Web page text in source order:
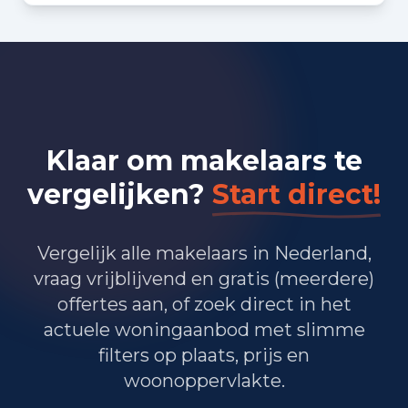
Bedrijvigheid in Vleuten (2025)
Zakelijke dienstverlening 1.240
Overheid, onderwijs en zorg 809
Landbouw, bosbouw en visserij 15
Vervoer, informatie en communicatie 421
Financiele diensten en onroerendgoed 162
Cultuur, recreatie en overige diensten
Klaar om makelaars te
vergelijken? Start direct!
Vergelijk alle makelaars in Nederland,
vraag vrijblijvend en gratis (meerdere)
offertes aan, of zoek direct in het
actuele woningaanbod met slimme
filters op plaats, prijs en
woonoppervlakte.